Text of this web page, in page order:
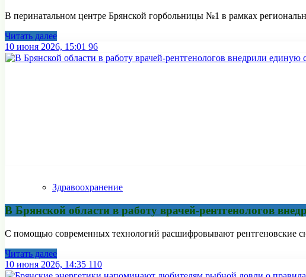
В перинатальном центре Брянской горбольницы №1 в рамках
Читать далее
10 июня 2026, 15:01 96
Здравоохранение
В Брянской области в работу врачей-рентгенологов
С помощью современных технологий расшифровывают
Читать далее
10 июня 2026, 14:35 110